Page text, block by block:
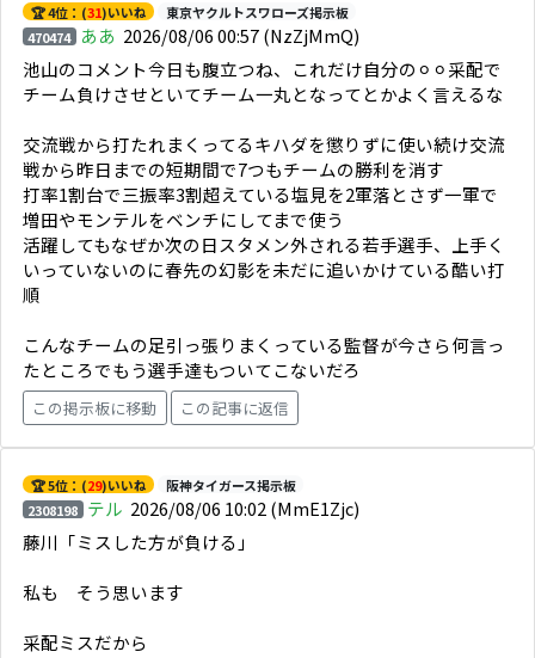
🏆 4位：(31)いいね
東京ヤクルトスワローズ掲示板
470474 ああ 2026/08/06 00:57(NzZjMmQ)
池山のコメント今日も腹立つね、これだけ自分の⚪︎⚪︎采配で
チーム負けさせといてチーム一丸となってとかよく言えるな
交流戦から打たれまくってるキハダを懲りずに使い続け交流
戦から昨日までの短期間で7つもチームの勝利を消す
打率1割台で三振率3割超えている塩見を2軍落とさず一軍で
増田やモンテルをベンチにしてまで使う
活躍してもなぜか次の日スタメン外される若手選手、上手く
いっていないのに春先の幻影を未だに追いかけている酷い打
順
こんなチームの足引っ張りまくっている監督が今さら何言っ
たところでもう選手達もついてこないだろ
この掲示板に移動 この記事に返信
🏆 5位：(29)いいね
阪神タイガース掲示板
2308198 テル 2026/08/06 10:02(MmE1Zjc)
藤川「ミスした方が負ける」
私も そう思います
采配ミスだから